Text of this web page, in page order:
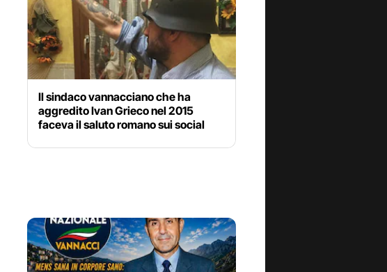
Il sindaco vannacciano che ha
aggredito Ivan Grieco nel 2015
faceva il saluto romano sui social